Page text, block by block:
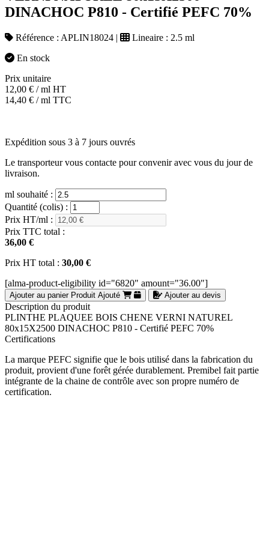
DINACHOC P810 - Certifié PEFC 70%
Référence : APLIN18024 | Lineaire : 2.5 ml
En stock
Prix unitaire
12,00 € / ml HT
14,40 € / ml TTC
Expédition sous 3 à 7 jours ouvrés
Le transporteur vous contacte pour convenir avec vous du jour de
livraison.
ml souhaité :
Quantité (colis) :
Prix HT/ml :
Prix TTC total :
36,00 €
Prix HT total : 30,00 €
[alma-product-eligibility id="6820" amount="36.00"]
Ajouter au panier Produit Ajouté Ajouter au devis
Description du produit
PLINTHE PLAQUEE BOIS CHENE VERNI NATUREL
80x15X2500 DINACHOC P810 - Certifié PEFC 70%
Certifications
La marque PEFC signifie que le bois utilisé dans la fabrication du
produit, provient d'une forêt gérée durablement. Premibel fait partie
intégrante de la chaine de contrôle avec son propre numéro de
certification.